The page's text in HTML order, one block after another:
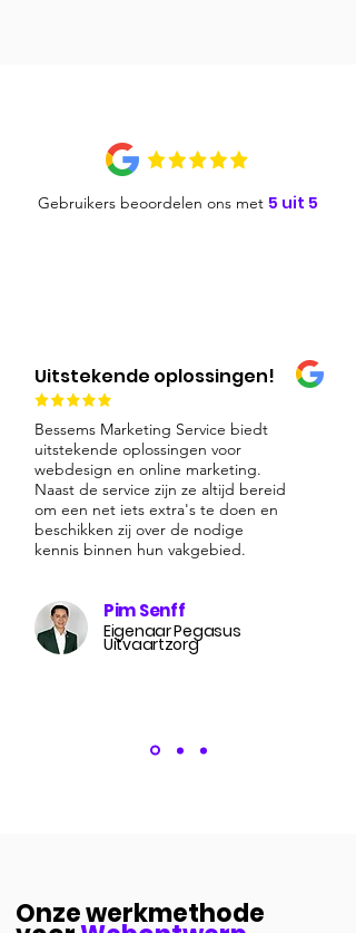
Gebruikers beoordelen ons met 5 uit 5
Uitstekende oplossingen!
Bessems Marketing Service biedt
uitstekende oplossingen voor
webdesign en online marketing.
Naast de service zijn ze altijd bereid
om een net iets extra's te doen en
beschikken zij over de nodige
kennis binnen hun vakgebied.
Pim Senff
Eigenaar Pegasus
Uitvaartzorg
Onze werkmethode